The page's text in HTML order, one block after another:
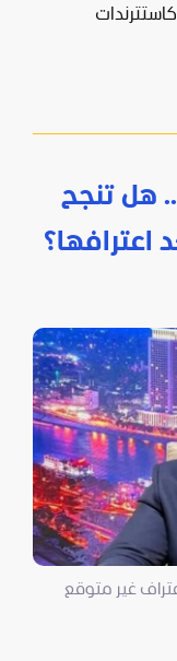
ترندات
هل تنجح
اعترافها؟
غير متوقع